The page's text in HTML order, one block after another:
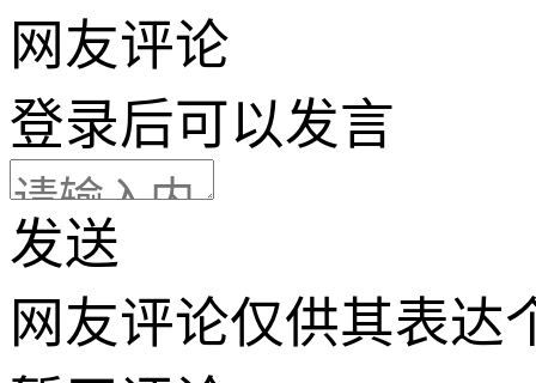
网友评论
登录后可以发言
发送
网友评论仅供其表达